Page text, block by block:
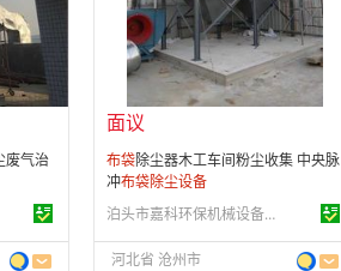
废气治
成立日期：2020-05-22
供应产品：42 条
面议
布袋除尘器木工车间粉尘收集 中央脉
冲布袋除尘设备
泊头市嘉科环保机械设备有限公司
河北省 沧州市